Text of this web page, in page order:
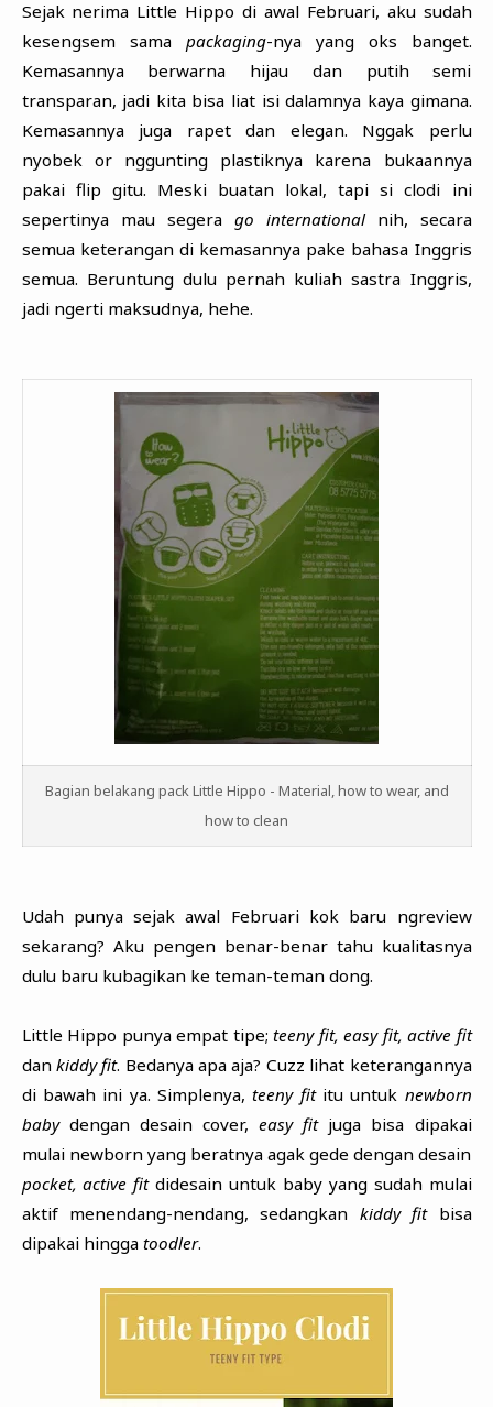
Sejak nerima Little Hippo di awal Februari, aku sudah
kesengsem sama packaging-nya yang oks banget.
Kemasannya berwarna hijau dan putih semi
transparan, jadi kita bisa liat isi dalamnya kaya gimana.
Kemasannya juga rapet dan elegan. Nggak perlu
nyobek or nggunting plastiknya karena bukaannya
pakai flip gitu. Meski buatan lokal, tapi si clodi ini
sepertinya mau segera go international nih, secara
semua keterangan di kemasannya pake bahasa Inggris
semua. Beruntung dulu pernah kuliah sastra Inggris,
jadi ngerti maksudnya, hehe.
Bagian belakang pack Little Hippo - Material, how to wear, and
how to clean
Udah punya sejak awal Februari kok baru ngreview
sekarang? Aku pengen benar-benar tahu kualitasnya
dulu baru kubagikan ke teman-teman dong.
Little Hippo punya empat tipe; teeny fit, easy fit, active fit
dan kiddy fit. Bedanya apa aja? Cuzz lihat keterangannya
di bawah ini ya. Simplenya,teeny fititu untuk newborn
babydengan desain cover, easy fit juga bisa dipakai
mulai newborn yang beratnya agak gede dengan desain
pocket, active fitdidesain untuk baby yang sudah mulai
aktif menendang-nendang, sedangkan kiddy fitbisa
dipakai hingga toodler.